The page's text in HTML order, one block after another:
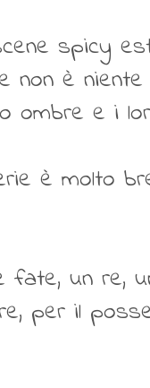
spicy
è niente
ombre e i
è molto
fate, un re,
per il